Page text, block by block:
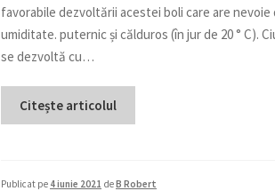
favorabile dezvoltării acestei boli care are nevoie
umiditate. puternic și călduros (în jur de 20 ° C).
se dezvoltă cu…
Citește articolul
Publicat pe 4 iunie 2021 deB Robert